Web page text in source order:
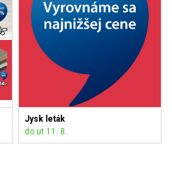
Jysk leták
do ut 11. 8.